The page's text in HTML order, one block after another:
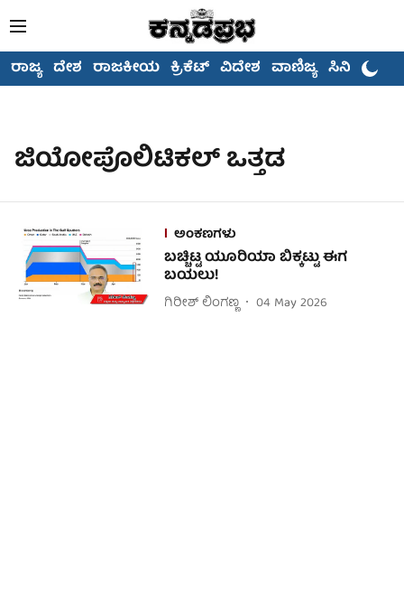
ರಾಜ್ಯ ದೇಶ ರಾಜಕೀಯ ಕ್ರಿಕೆಟ್ ವಿದೇಶ ವಾಣಿಜ್ಯ ಸಿನಿಮಾ
ಜಿಯೋಪೊಲಿಟಿಕಲ್ ಒತ್ತಡ
ಅಂಕಣಗಳು
ಬಚ್ಚಿಟ್ಟ ಯೂರಿಯಾ ಬಿಕ್ಕಟ್ಟು ಈಗ
ಬಯಲು!
ಗಿರೀಶ್ ಲಿಂಗಣ್ಣ 04 May 2026